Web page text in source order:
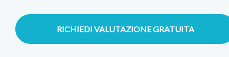
RICHIEDI VALUTAZIONE GRATUITA